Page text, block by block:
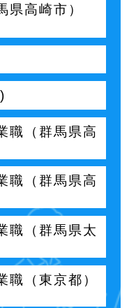
県高崎市）
職（群馬県高
職（群馬県高
職（群馬県太
職（東京都）